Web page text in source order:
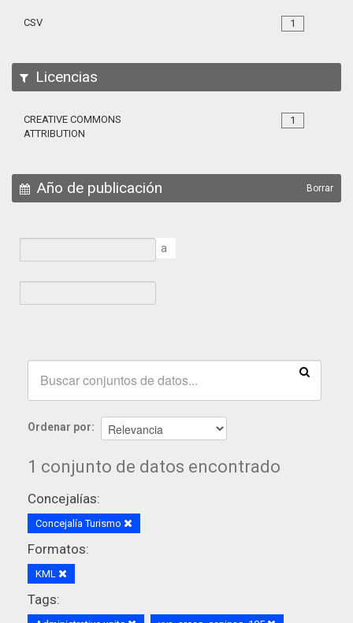
1
CSV
Licencias
1
CREATIVE COMMONS
ATTRIBUTION
Año de publicación Borrar
a
Ordenar por
1 conjunto de datos encontrado
Concejalías:
Concejalía Turismo
Formatos:
KML
Tags: